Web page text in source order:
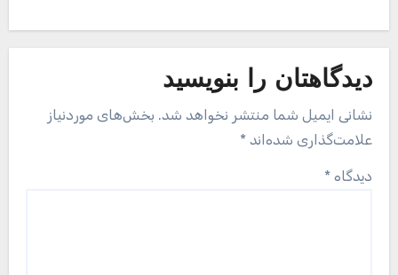
دیدگاهتان را بنویسید
نشانی ایمیل شما منتشر نخواهد شد. بخش‌های موردنیاز
علامت‌گذاری شده‌اند *
دیدگاه *